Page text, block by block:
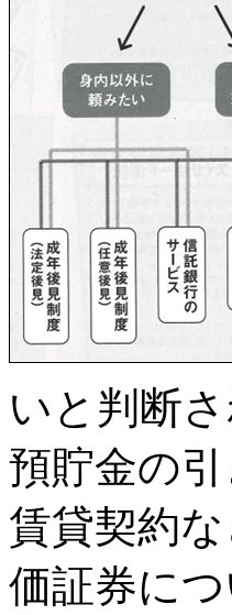
いと判断
預貯金の
賃貸契約
価証券に